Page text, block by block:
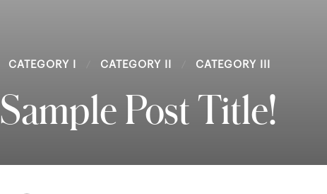
CATEGORY I CATEGORY II CATEGORY III
Sample Post Title!